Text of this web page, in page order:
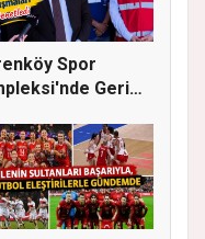
Spor
Geri